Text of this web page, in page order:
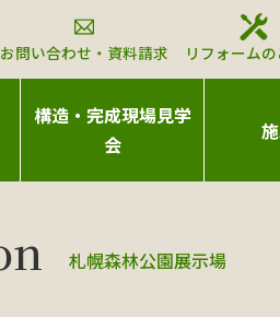
お問い合わせ・資料請求 リフォーム
構造・完成現場見学
会
札幌森林公園展示場